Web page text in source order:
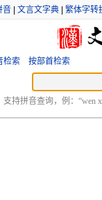
音 文言文字典 繁体字转
检索 按部首检索
支持拼音查询，例：“wen